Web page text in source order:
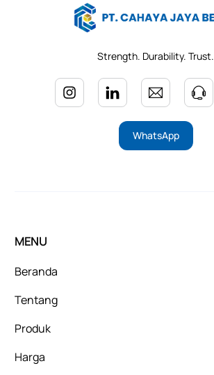
Strength. Durability. Trust.
WhatsApp
MENU
Beranda
Tentang
Produk
Harga